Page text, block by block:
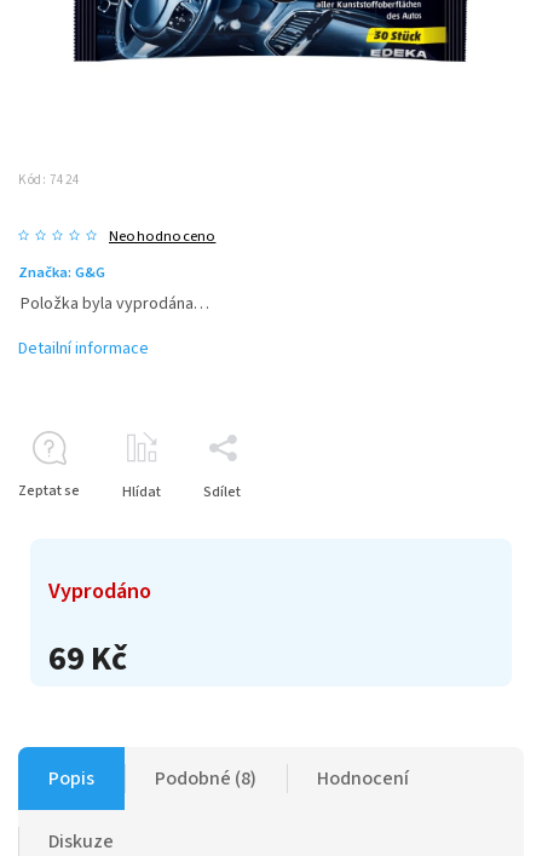
Kód: 7424
Neohodnoceno
Značka: G&G
69 Kč
Vyprodáno
Položka byla vyprodána…
Detailní informace
Zeptat se Hlídat Sdílet
Popis Podobné (8) Hodnocení
Diskuze